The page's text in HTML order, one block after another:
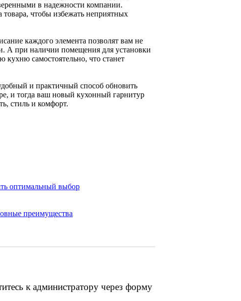
в надежности компании.
товара, чтобы избежать неприятных
каждого элемента позволят вам не
А при наличии помещения для установки
самостоятельно, что станет
и практичный способ обновить
и тогда ваш новый кухонный гарнитур
стиль и комфорт.
оптимальный выбор
преимущества
к администратору через форму